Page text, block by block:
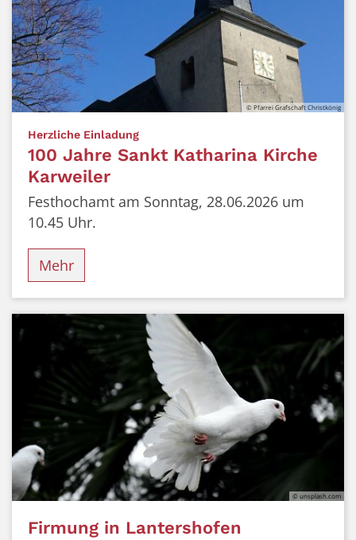
© Pfarrei Grafschaft Christkönig
Herzliche Einladung:
100 Jahre Sankt Katharina Kirche
Karweiler
Festhochamt am Sonntag, 28.06.2026 um
10.45 Uhr.
Mehr
© unsplash.com
Firmung in Lantershofen